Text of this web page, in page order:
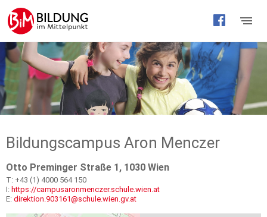
Barrierefreie
Bedienung
der
Webseite
Bildungscampus Aron Menczer
Otto Preminger Straße 1, 1030 Wien
T: +43 (1) 4000 564 150
I: https://campusaronmenczer.schule.wien.at
E: direktion.903161@schule.wien.gv.at